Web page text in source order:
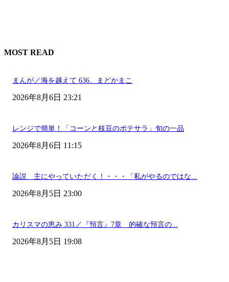
MOST READ
まんが／海を越えて 636、まどかまこ
2026年8月6日 23:21
レンジで簡単！「コーンと枝豆のポテサラ」旬の一品
2026年8月6日 11:15
論説 主にやっていただく！・・・「私がやるのではな...
2026年8月5日 23:00
カリスマの恵み 331／『預言』7章 的確な預言の...
2026年8月5日 19:08